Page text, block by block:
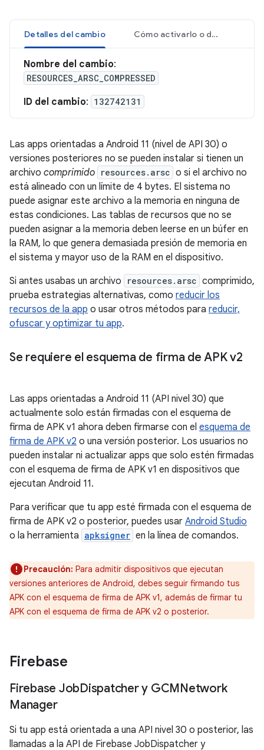
Detalles del cambio Cómo activarlo o desactivarlo
Nombre del cambio:
RESOURCES_ARSC_COMPRESSED
ID del cambio: 132742131
Las apps orientadas a Android 11 (nivel de API 30) o
versiones posteriores no se pueden instalar si tienen un
archivo comprimido resources.arsc o si el archivo no
está alineado con un límite de 4 bytes. El sistema no
puede asignar este archivo a la memoria en ninguna de
estas condiciones. Las tablas de recursos que no se
pueden asignar a la memoria deben leerse en un búfer en
la RAM, lo que genera demasiada presión de memoria en
el sistema y mayor uso de la RAM en el dispositivo.
Si antes usabas un archivo
resources.arsc comprimido,
prueba estrategias alternativas, como reducir los
recursos de la app o usar otros métodos para reducir,
ofuscar y optimizar tu app.
Se requiere el esquema de firma de APK v2
Las apps orientadas a Android 11 (API nivel 30) que
actualmente solo están firmadas con el esquema de
firma de APK v1 ahora deben firmarse con el esquema de
firma de APK v2 o una versión posterior. Los usuarios no
pueden instalar ni actualizar apps que solo estén firmadas
con el esquema de firma de APK v1 en dispositivos que
ejecutan Android 11.
Para verificar que tu app esté firmada con el esquema de
firma de APK v2 o posterior, puedes usar Android Studio
o la herramienta apksigner en la línea de comandos.
Precaución: Para admitir dispositivos que ejecutan
versiones anteriores de Android, debes seguir firmando tus
APK con el esquema de firma de APK v1, además de firmar tu
APK con el esquema de firma de APK v2 o posterior.
Firebase
Firebase JobDispatcher y GCMNetwork
Manager
Si tu app está orientada a una API nivel 30 o posterior, las
llamadas a la API de Firebase JobDispatcher y